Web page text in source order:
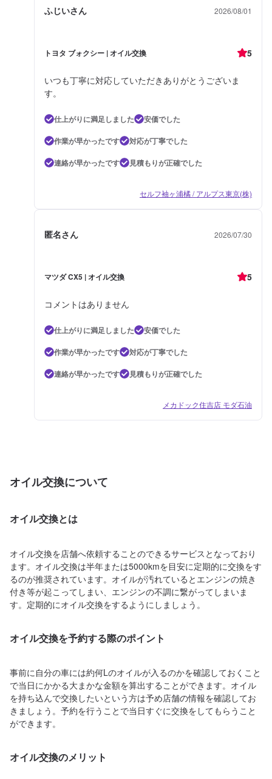
ふじいさん 2026/08/01
トヨタ ブォクシー | オイル交換 5
いつも丁寧に対応していただきありがとうございま
す。
仕上がりに満足しました
安価でした
作業が早かったです
対応が丁寧でした
連絡が早かったです
見積もりが正確でした
セルフ袖ヶ浦橘 / アルプス東京(株)
匿名さん 2026/07/30
マツダ CX5 | オイル交換 5
コメントはありません
仕上がりに満足しました
安価でした
作業が早かったです
対応が丁寧でした
連絡が早かったです
見積もりが正確でした
メカドック住吉店 モダ石油
オイル交換について
オイル交換とは
オイル交換を店舗へ依頼することのできるサービスとなっており
ます。オイル交換は半年または5000kmを目安に定期的に交換をす
るのが推奨されています。オイルが汚れているとエンジンの焼き
付き等が起こってしまい、エンジンの不調に繋がってしまいま
す。定期的にオイル交換をするようにしましょう。
オイル交換を予約する際のポイント
事前に自分の車には約何Lのオイルが入るのかを確認しておくこと
で当日にかかる大まかな金額を算出することができます。オイル
を持ち込んで交換したいという方は予め店舗の情報を確認してお
きましょう。予約を行うことで当日すぐに交換をしてもらうこと
ができます。
オイル交換のメリット